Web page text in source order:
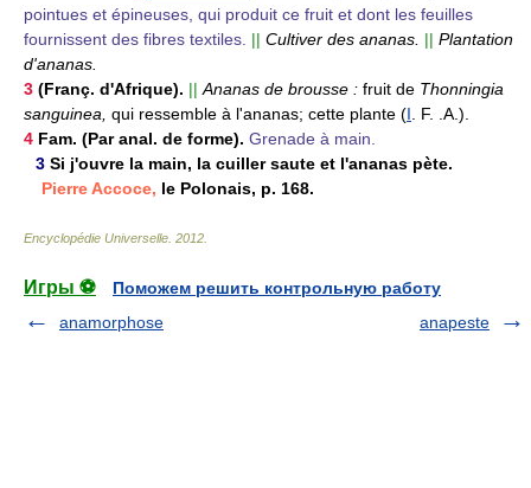
pointues et épineuses, qui produit ce fruit et dont les feuilles
fournissent des fibres textiles. || Cultiver des ananas. || Plantation
d'ananas.
3 (Franç. d'Afrique). || Ananas de brousse : fruit de Thonningia
sanguinea, qui ressemble à l'ananas; cette plante (I . F. .A.).
4 Fam. (Par anal. de forme). Grenade à main.
3 Si j'ouvre la main, la cuiller saute et l'ananas pète.
Pierre Accoce, le Polonais, p. 168.
Encyclopédie Universelle 2012
Игры ⚽
Поможем решить контрольную работу
anamorphose
anapeste